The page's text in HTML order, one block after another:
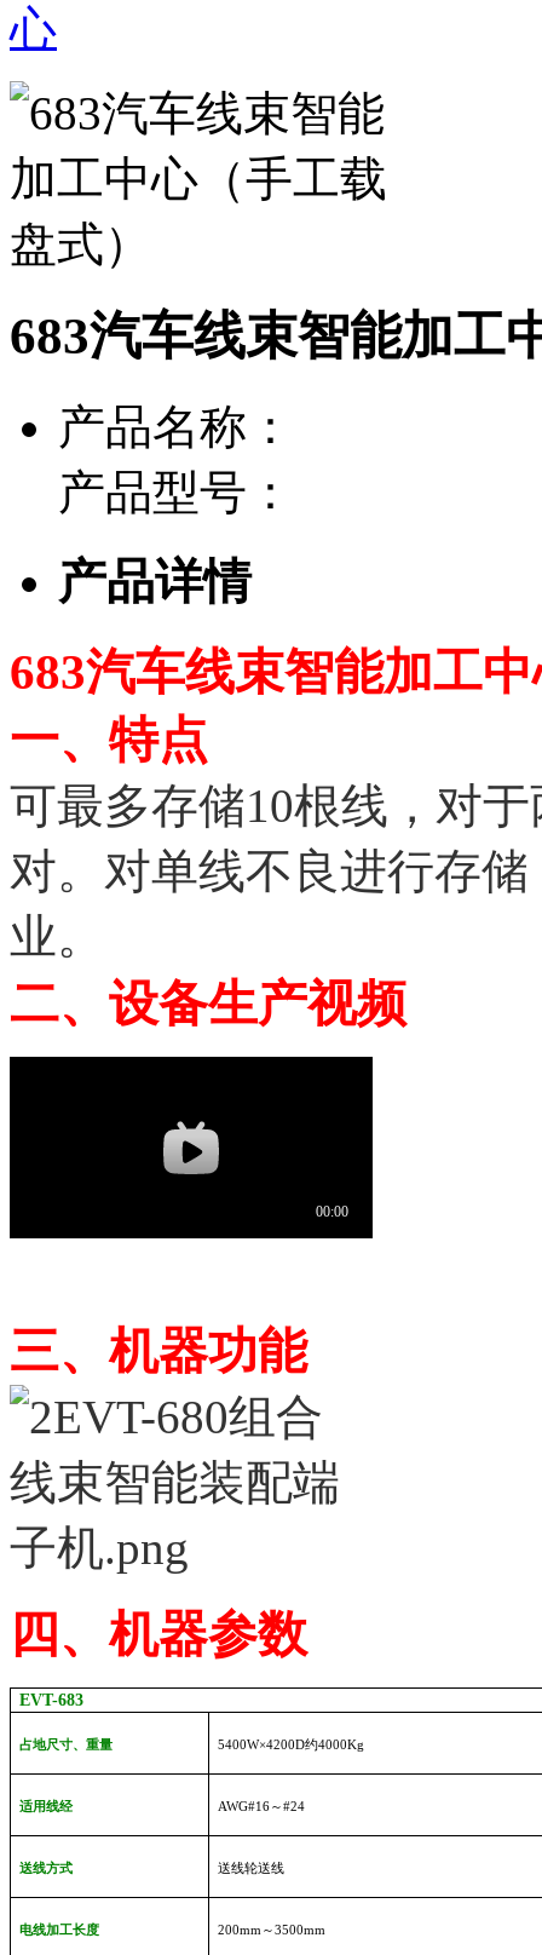
心
683汽车线束智能加工
产品名称：
产品型号：
产品详情
683汽车线束智能加工
一、特点
可最多存储10根线，对
对。对单线不良进行存
业。
二、 设备生产视频
三、机器功能
四、机器参数
EVT-683
占地尺寸、重量 5400W×4200D约4000Kg
适用线经 AWG#16～#24
送线方式 送线轮送线
电线加工长度 200mm ～3500mm